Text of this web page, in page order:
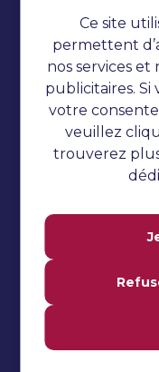
Cookies
Tests
Tutoriel
Tests
Ce site
permettent
nos services
publicitaires.
votre
veuillez
trouverez